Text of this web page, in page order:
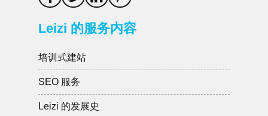
Leizi 的服务内容
培训式建站
SEO 服务
Leizi 的发展史